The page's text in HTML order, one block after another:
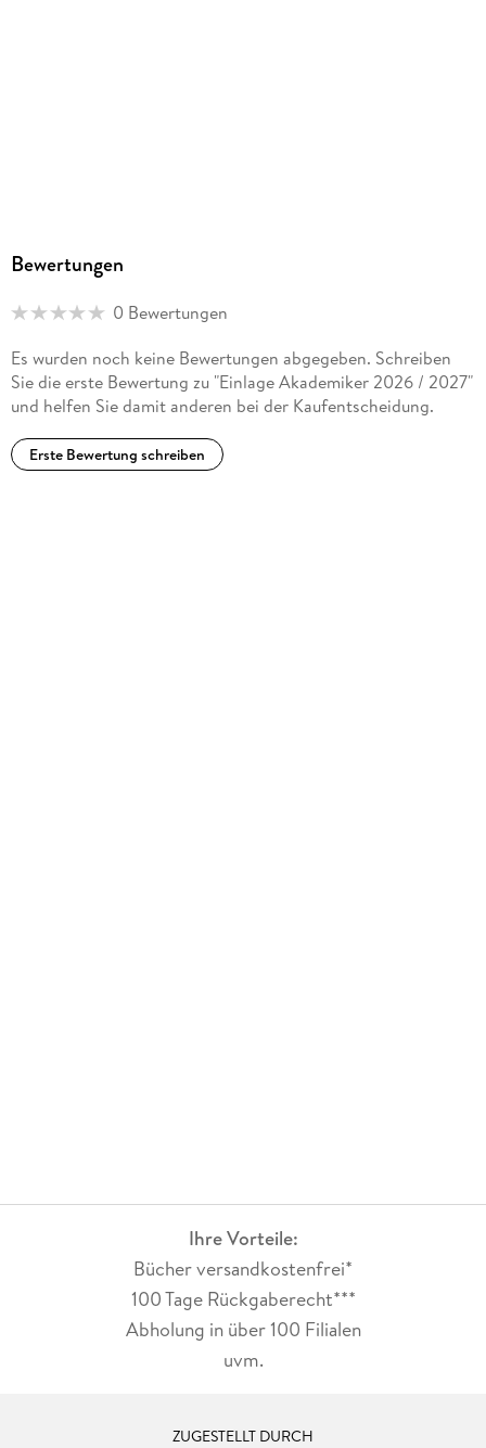
Bewertungen
0 Bewertungen
Es wurden noch keine Bewertungen abgegeben. Schreiben
Sie die erste Bewertung zu "Einlage Akademiker 2026 / 2027"
und helfen Sie damit anderen bei der Kaufentscheidung.
Erste Bewertung schreiben
Ihre Vorteile:
Bücher versandkostenfrei*
100 Tage Rückgaberecht***
Abholung in über 100 Filialen
uvm.
ZUGESTELLT DURCH